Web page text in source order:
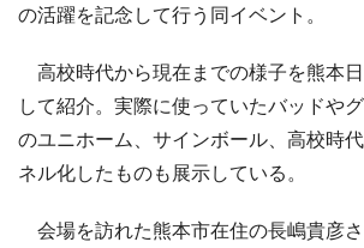
の活躍を記念して行う同イベント。
高校時代から現在までの様子を熊本
して紹介。実際に使っていたバッドや
のユニホーム、サインボール、高校時
ネル化したものも展示している。
会場を訪れた熊本市在住の長嶋貴彦